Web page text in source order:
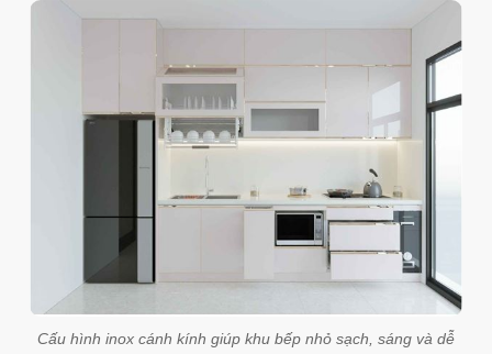
Cấu hình inox cánh kính giúp khu bếp nhỏ sạch, sáng và dễ